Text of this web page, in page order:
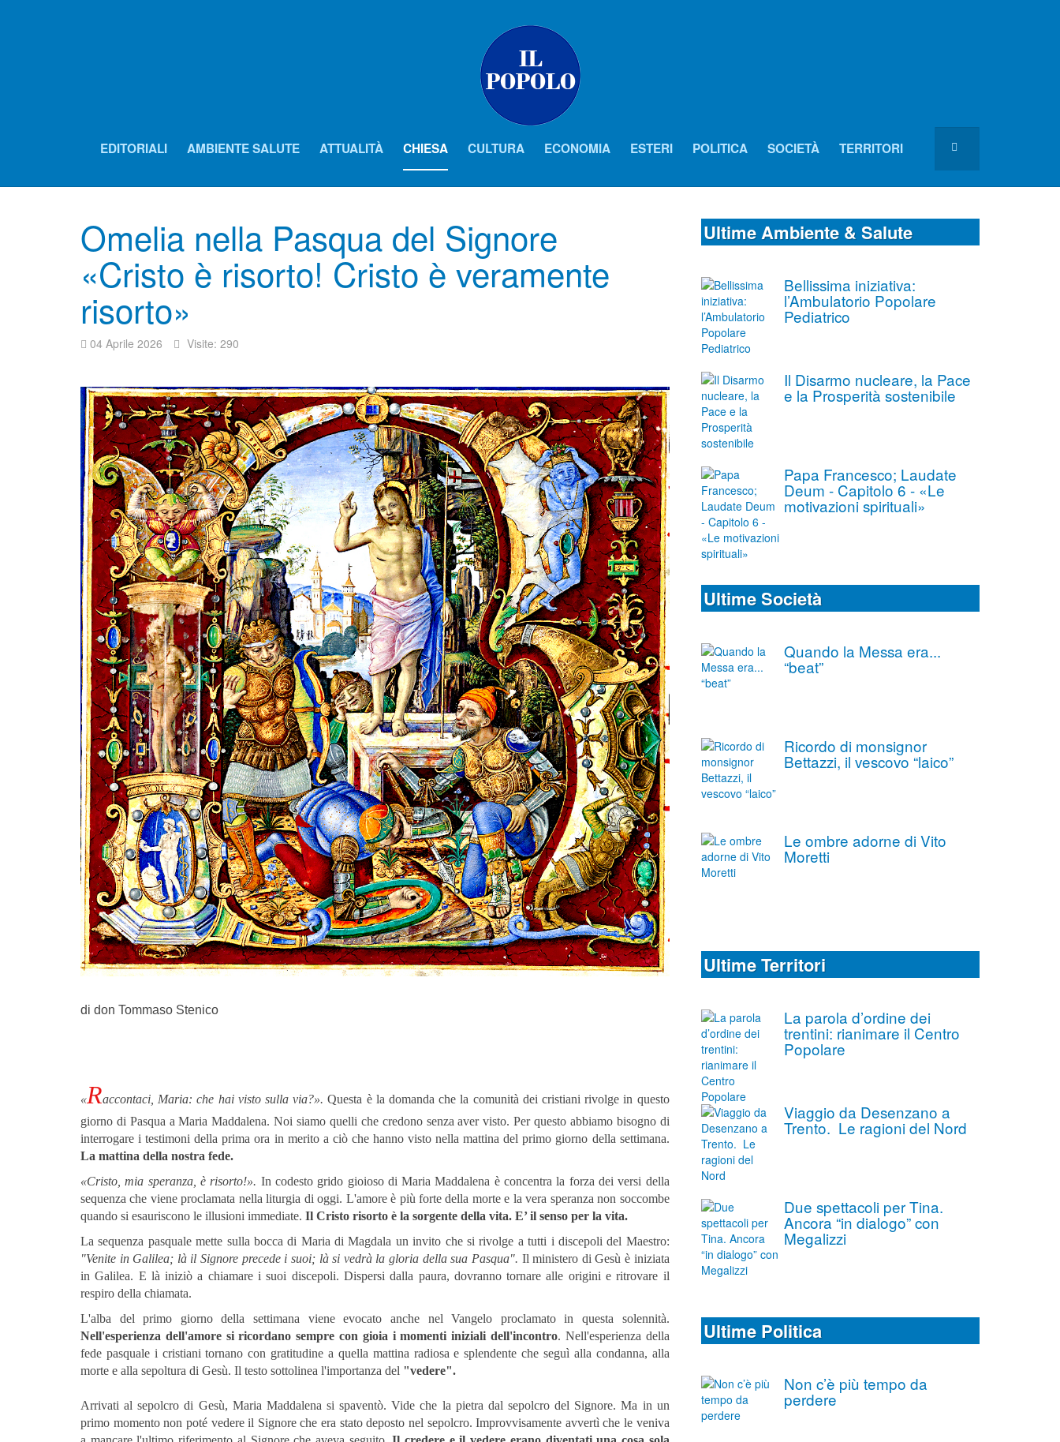
EDITORIALI AMBIENTE SALUTE ATTUALITÀ CHIESA CULTURA ECONOMIA ESTERI POLITICA SOCIETÀ TERRITORI
Omelia nella Pasqua del Signore
«Cristo è risorto! Cristo è veramente
risorto»
04 Aprile 2026 Visite: 290
di don Tommaso Stenico
«Raccontaci, Maria: che hai visto sulla via?». Questa è la domanda che la comunità dei cristiani rivolge in questo
giorno di Pasqua a Maria Maddalena. Noi siamo quelli che credono senza aver visto. Per questo abbiamo bisogno di
interrogare i testimoni della prima ora in merito a ciò che hanno visto nella mattina del primo giorno della settimana.
La mattina della nostra fede.
«Cristo, mia speranza, è risorto!». In codesto grido gioioso di Maria Maddalena è concentra la forza dei versi della
sequenza che viene proclamata nella liturgia di oggi. L'amore è più forte della morte e la vera speranza non soccombe
quando si esauriscono le illusioni immediate. Il Cristo risorto è la sorgente della vita. E’ il senso per la vita.
La sequenza pasquale mette sulla bocca di Maria di Magdala un invito che si rivolge a tutti i discepoli del Maestro:
"Venite in Galilea; là il Signore precede i suoi; là si vedrà la gloria della sua Pasqua". Il ministero di Gesù è iniziata
in Galilea. E là iniziò a chiamare i suoi discepoli. Dispersi dalla paura, dovranno tornare alle origini e ritrovare il
respiro della chiamata.
L'alba del primo giorno della settimana viene evocato anche nel Vangelo proclamato in questa solennità.
Nell'esperienza dell'amore si ricordano sempre con gioia i momenti iniziali dell'incontro. Nell'esperienza della
fede pasquale i cristiani tornano con gratitudine a quella mattina radiosa e splendente che seguì alla condanna, alla
morte e alla sepoltura di Gesù. Il testo sottolinea l'importanza del "vedere".
Arrivati ​​al sepolcro di Gesù, Maria Maddalena si spaventò. Vide che la pietra dal sepolcro del Signore. Ma in un
primo momento non poté vedere il Signore che era stato deposto nel sepolcro. Improvvisamente avvertì che le veniva
Ultime Ambiente & Salute
Bellissima iniziativa:
l’Ambulatorio Popolare
Pediatrico
Il Disarmo nucleare, la Pace
e la Prosperità sostenibile
Papa Francesco; Laudate
Deum - Capitolo 6 - «Le
motivazioni spirituali»
Ultime Società
Quando la Messa era...
“beat”
Ricordo di monsignor
Bettazzi, il vescovo “laico”
Le ombre adorne di Vito
Moretti
Ultime Territori
La parola d’ordine dei
trentini: rianimare il Centro
Popolare
Viaggio da Desenzano a
Trento. Le ragioni del Nord
Due spettacoli per Tina.
Ancora “in dialogo” con
Megalizzi
Ultime Politica
Non c’è più tempo da
perdere